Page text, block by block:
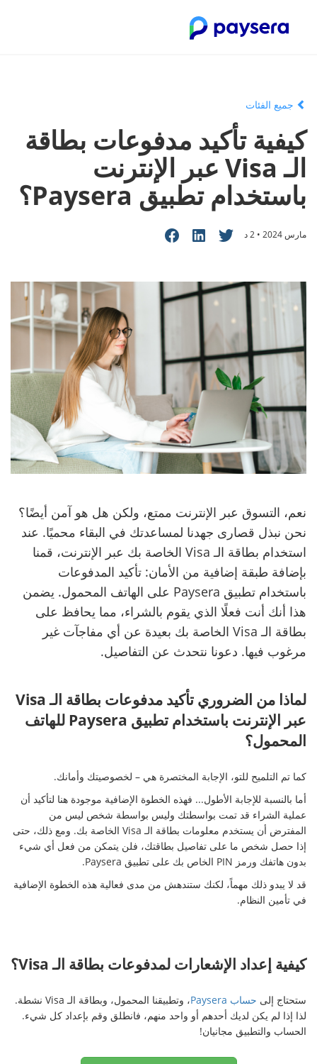
جميع الفئات
كيفية تأكيد مدفوعات بطاقة
الـ Visa عبر الإنترنت
باستخدام تطبيق Paysera؟
مارس 2024 • 2 د
نعم، التسوق عبر الإنترنت ممتع، ولكن هل هو آمن أيضًا؟
نحن نبذل قصارى جهدنا لمساعدتك في البقاء محميًا. عند
استخدام بطاقة الـ Visa الخاصة بك عبر الإنترنت، قمنا
بإضافة طبقة إضافية من الأمان: تأكيد المدفوعات
باستخدام تطبيق Paysera على الهاتف المحمول. يضمن
هذا أنك أنت فعلًا الذي يقوم بالشراء، مما يحافظ على
بطاقة الـ Visa الخاصة بك بعيدة عن أي مفاجآت غير
مرغوب فيها. دعونا نتحدث عن التفاصيل.
لماذا من الضروري تأكيد مدفوعات بطاقة الـ Visa
عبر الإنترنت باستخدام تطبيق Paysera للهاتف
المحمول؟
كما تم التلميح للتو، الإجابة المختصرة هي – لخصوصيتك وأمانك.
أما بالنسبة للإجابة الأطول... فهذه الخطوة الإضافية موجودة هنا لتأكيد أن
عملية الشراء قد تمت بواسطتك وليس بواسطة شخص ليس من
المفترض أن يستخدم معلومات بطاقة الـ Visa الخاصة بك. ومع ذلك، حتى
إذا حصل شخص ما على تفاصيل بطاقتك، فلن يتمكن من فعل أي شيء
بدون هاتفك ورمز PIN الخاص بك على تطبيق Paysera.
قد لا يبدو ذلك مهماً، لكنك ستندهش من مدى فعالية هذه الخطوة الإضافية
في تأمين النظام.
كيفية إعداد الإشعارات لمدفوعات بطاقة الـ Visa؟
ستحتاج إلى حساب Paysera
، وتطبيقنا المحمول، وبطاقة الـ Visa نشطة.
لذا إذا لم يكن لديك أحدهم أو واحد منهم، فانطلق وقم بإعداد كل شيء.
الحساب والتطبيق مجانيان!